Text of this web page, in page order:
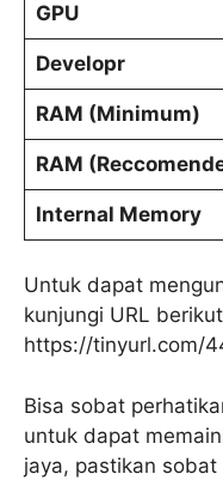
GPU
Developr
RAM (Minimum)
RAM
Internal Memory
Untuk dapat
kunjungi URL
https://tinyurl.com/
Bisa sobat
untuk dapat
jaya, pastikan